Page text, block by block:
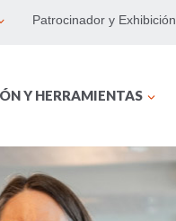
Patrocinador y Exhibición
Y HERRAMIENTAS